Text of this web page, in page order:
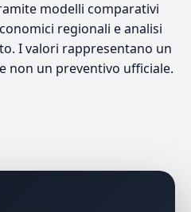
modelli comparativi
regionali e analisi
I valori rappresentano un
non un preventivo ufficiale.